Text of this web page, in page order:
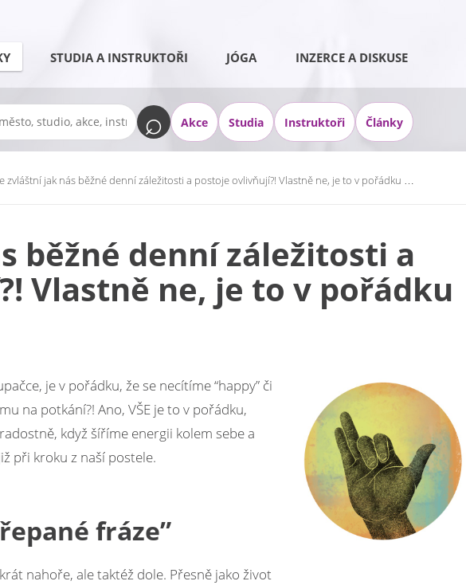
STUDIA A INSTRUKTOŘI JÓGA INZERCE A DISKUSE
Akce Studia Instruktoři Články
zvláštní jak nás běžné denní záležitosti a postoje ovlivňují?! Vlastně ne, je to v pořádku …
běžné denní záležitosti a
Vlastně ne, je to v pořádku
je v pořádku, že se necítíme “happy” či
na potkání?! Ano, VŠE je to v pořádku,
když šíříme energii kolem sebe a
při kroku z naší postele.
é fráze”
nahoře, ale taktéž dole. Přesně jako život